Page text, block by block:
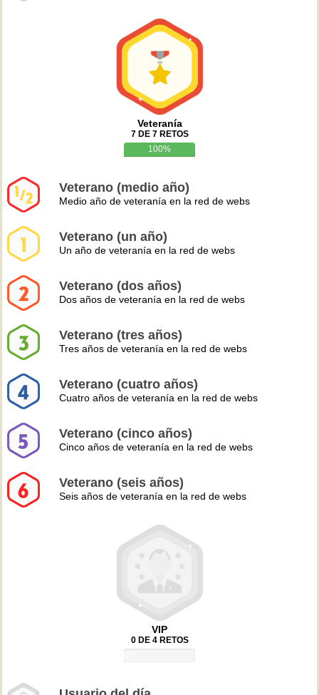
Veteranía
7 DE 7 RETOS
100%
Veterano (medio año)
Medio año de veteranía en la red de webs
Veterano (un año)
Un año de veteranía en la red de webs
Veterano (dos años)
Dos años de veteranía en la red de webs
Veterano (tres años)
Tres años de veteranía en la red de webs
Veterano (cuatro años)
Cuatro años de veteranía en la red de webs
Veterano (cinco años)
Cinco años de veteranía en la red de webs
Veterano (seis años)
Seis años de veteranía en la red de webs
VIP
0 DE 4 RETOS